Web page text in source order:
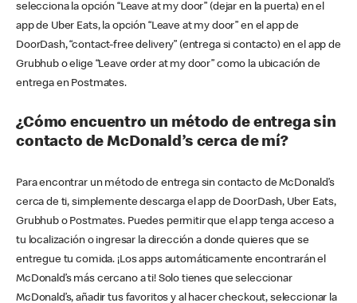
selecciona la opción “Leave at my door” (dejar en la puerta) en el
app de Uber Eats, la opción “Leave at my door” en el app de
DoorDash, “contact-free delivery” (entrega si contacto) en el app de
Grubhub o elige “Leave order at my door” como la ubicación de
entrega en Postmates.
¿Cómo encuentro un método de entrega sin
contacto de McDonald’s cerca de mí?
Para encontrar un método de entrega sin contacto de McDonald’s
cerca de ti, simplemente descarga el app de DoorDash, Uber Eats,
Grubhub o Postmates. Puedes permitir que el app tenga acceso a
tu localización o ingresar la dirección a donde quieres que se
entregue tu comida. ¡Los apps automáticamente encontrarán el
McDonald’s más cercano a ti! Solo tienes que seleccionar
McDonald’s, añadir tus favoritos y al hacer checkout, seleccionar la